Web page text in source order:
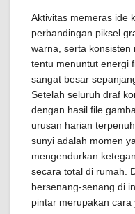
Aktivitas memeras ide
perbandingan piksel
warna, serta konsisten
tentu menuntut energi
sangat besar
Setelah seluruh draf
dengan hasil file
urusan harian
sunyi adalah momen
mengendurkan
secara total di rumah.
bersenang-senang di
pintar merupakan